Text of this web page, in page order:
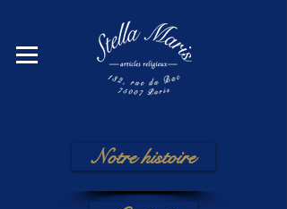
Notre histoire